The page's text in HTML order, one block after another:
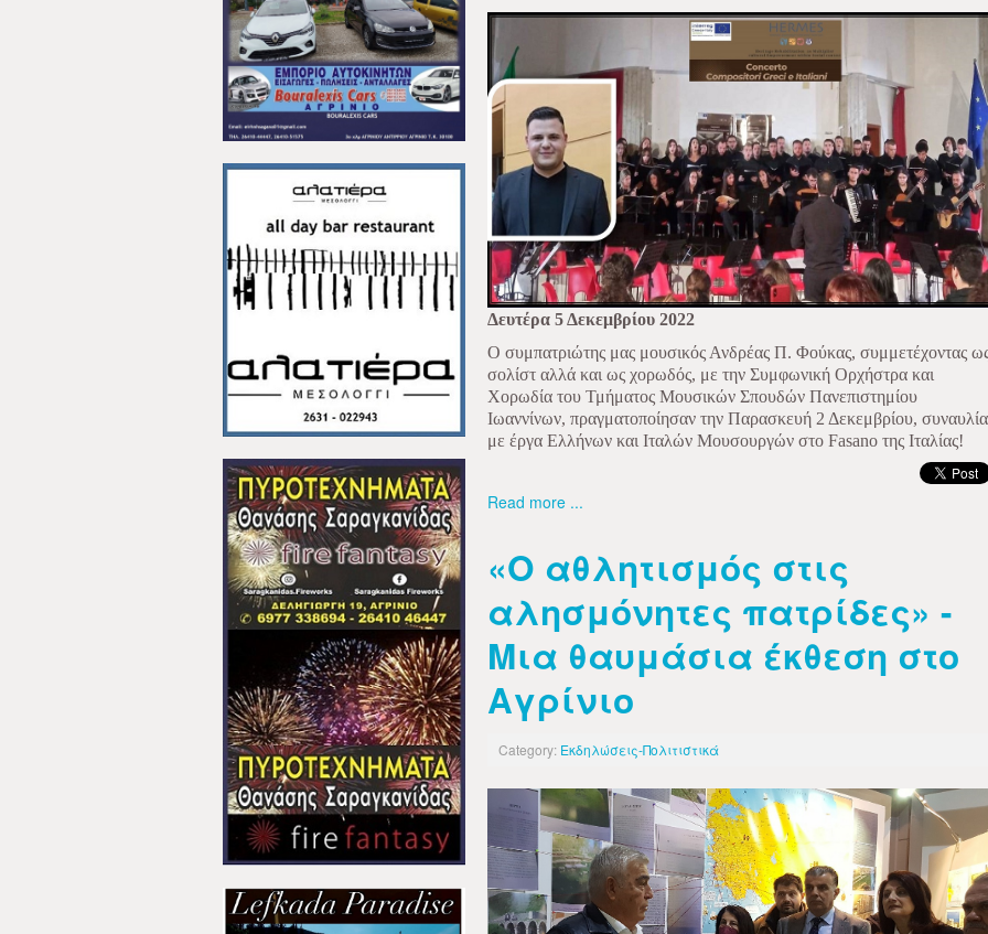
Δευτέρα 5 Δεκεμβρίου 2022
Ο συμπατριώτης μας μουσικός Ανδρέας Π. Φούκας, συμμετέχοντας
σολίστ αλλά και ως χορωδός, με την Συμφωνική Ορχήστρα και
Χορωδία του Τμήματος Μουσικών Σπουδών Πανεπιστημίου
Ιωαννίνων, πραγματοποίησαν την Παρασκευή 2 Δεκεμβρίου, συναυλία
με έργα Ελλήνων και Ιταλών Μουσουργών στο Fasano της Ιταλίας!
Read more ...
«Ο αθλητισμός στις
αλησμόνητες πατρίδες» -
Μια θαυμάσια έκθεση στο
Αγρίνιο
Category: Εκδηλώσεις-Πολιτιστικά